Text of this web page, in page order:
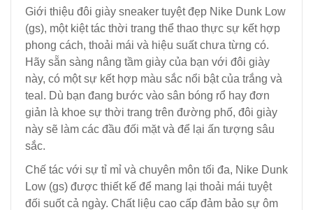
Giới thiệu đôi giày sneaker tuyệt đẹp Nike Dunk Low
(gs), một kiệt tác thời trang thể thao thực sự kết hợp
phong cách, thoải mái và hiệu suất chưa từng có.
Hãy sẵn sàng nâng tầm giày của bạn với đôi giày
này, có một sự kết hợp màu sắc nổi bật của trắng và
teal. Dù bạn đang bước vào sân bóng rổ hay đơn
giản là khoe sự thời trang trên đường phố, đôi giày
này sẽ làm các đầu đối mặt và để lại ấn tượng sâu
sắc.
Chế tác với sự tỉ mỉ và chuyên môn tối đa, Nike Dunk
Low (gs) được thiết kế để mang lại thoải mái tuyệt
đối suốt cả ngày. Chất liệu cao cấp đảm bảo sự ôm